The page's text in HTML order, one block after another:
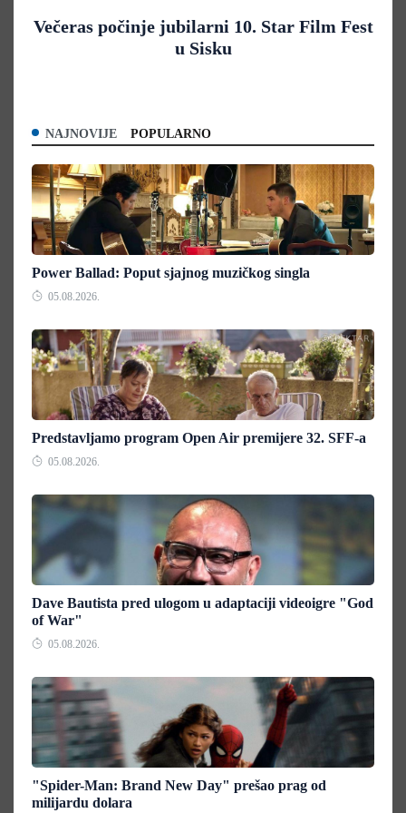
Večeras počinje jubilarni 10. Star Film Fest
u Sisku
NAJNOVIJE POPULARNO
Power Ballad: Poput sjajnog muzičkog singla
05.08.2026.
Predstavljamo program Open Air premijere 32. SFF-a
05.08.2026.
Dave Bautista pred ulogom u adaptaciji videoigre "God
of War"
05.08.2026.
"Spider-Man: Brand New Day" prešao prag od
milijardu dolara